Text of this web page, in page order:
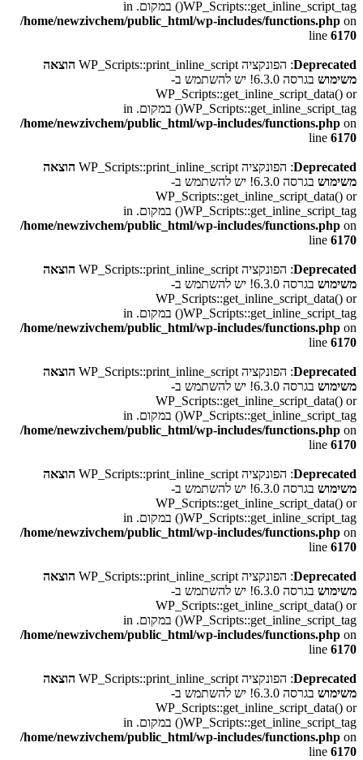
WP_Scripts::get_inline_script_tag() במקום. in
/home/newzivchem/public_html/wp-includes/functions.php on
line 6170
Deprecated: הפונקציה WP_Scripts::print_inline_script
הוצאה
משימוש
בגרסה 6.3.0! יש להשתמש ב-
WP_Scripts::get_inline_script_data() or
WP_Scripts::get_inline_script_tag() במקום. in
/home/newzivchem/public_html/wp-includes/functions.php on
line 6170
Deprecated: הפונקציה WP_Scripts::print_inline_script
הוצאה
משימוש
בגרסה 6.3.0! יש להשתמש ב-
WP_Scripts::get_inline_script_data() or
WP_Scripts::get_inline_script_tag() במקום. in
/home/newzivchem/public_html/wp-includes/functions.php on
line 6170
Deprecated: הפונקציה WP_Scripts::print_inline_script
הוצאה
משימוש
בגרסה 6.3.0! יש להשתמש ב-
WP_Scripts::get_inline_script_data() or
WP_Scripts::get_inline_script_tag() במקום. in
/home/newzivchem/public_html/wp-includes/functions.php on
line 6170
Deprecated: הפונקציה WP_Scripts::print_inline_script
הוצאה
משימוש
בגרסה 6.3.0! יש להשתמש ב-
WP_Scripts::get_inline_script_data() or
WP_Scripts::get_inline_script_tag() במקום. in
/home/newzivchem/public_html/wp-includes/functions.php on
line 6170
Deprecated: הפונקציה WP_Scripts::print_inline_script
הוצאה
משימוש
בגרסה 6.3.0! יש להשתמש ב-
WP_Scripts::get_inline_script_data() or
WP_Scripts::get_inline_script_tag() במקום. in
/home/newzivchem/public_html/wp-includes/functions.php on
line 6170
Deprecated: הפונקציה WP_Scripts::print_inline_script
הוצאה
משימוש
בגרסה 6.3.0! יש להשתמש ב-
WP_Scripts::get_inline_script_data() or
WP_Scripts::get_inline_script_tag() במקום. in
/home/newzivchem/public_html/wp-includes/functions.php on
line 6170
Deprecated: הפונקציה WP_Scripts::print_inline_script
הוצאה
משימוש
בגרסה 6.3.0! יש להשתמש ב-
WP_Scripts::get_inline_script_data() or
WP_Scripts::get_inline_script_tag() במקום. in
/home/newzivchem/public_html/wp-includes/functions.php on
line 6170